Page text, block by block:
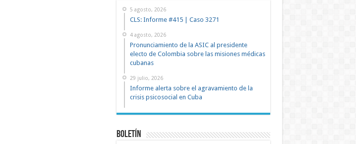
5 agosto, 2026
CLS: Informe #415 | Caso 3271
4 agosto, 2026
Pronunciamiento de la ASIC al presidente
electo de Colombia sobre las misiones médicas
cubanas
29 julio, 2026
Informe alerta sobre el agravamiento de la
crisis psicosocial en Cuba
Boletín